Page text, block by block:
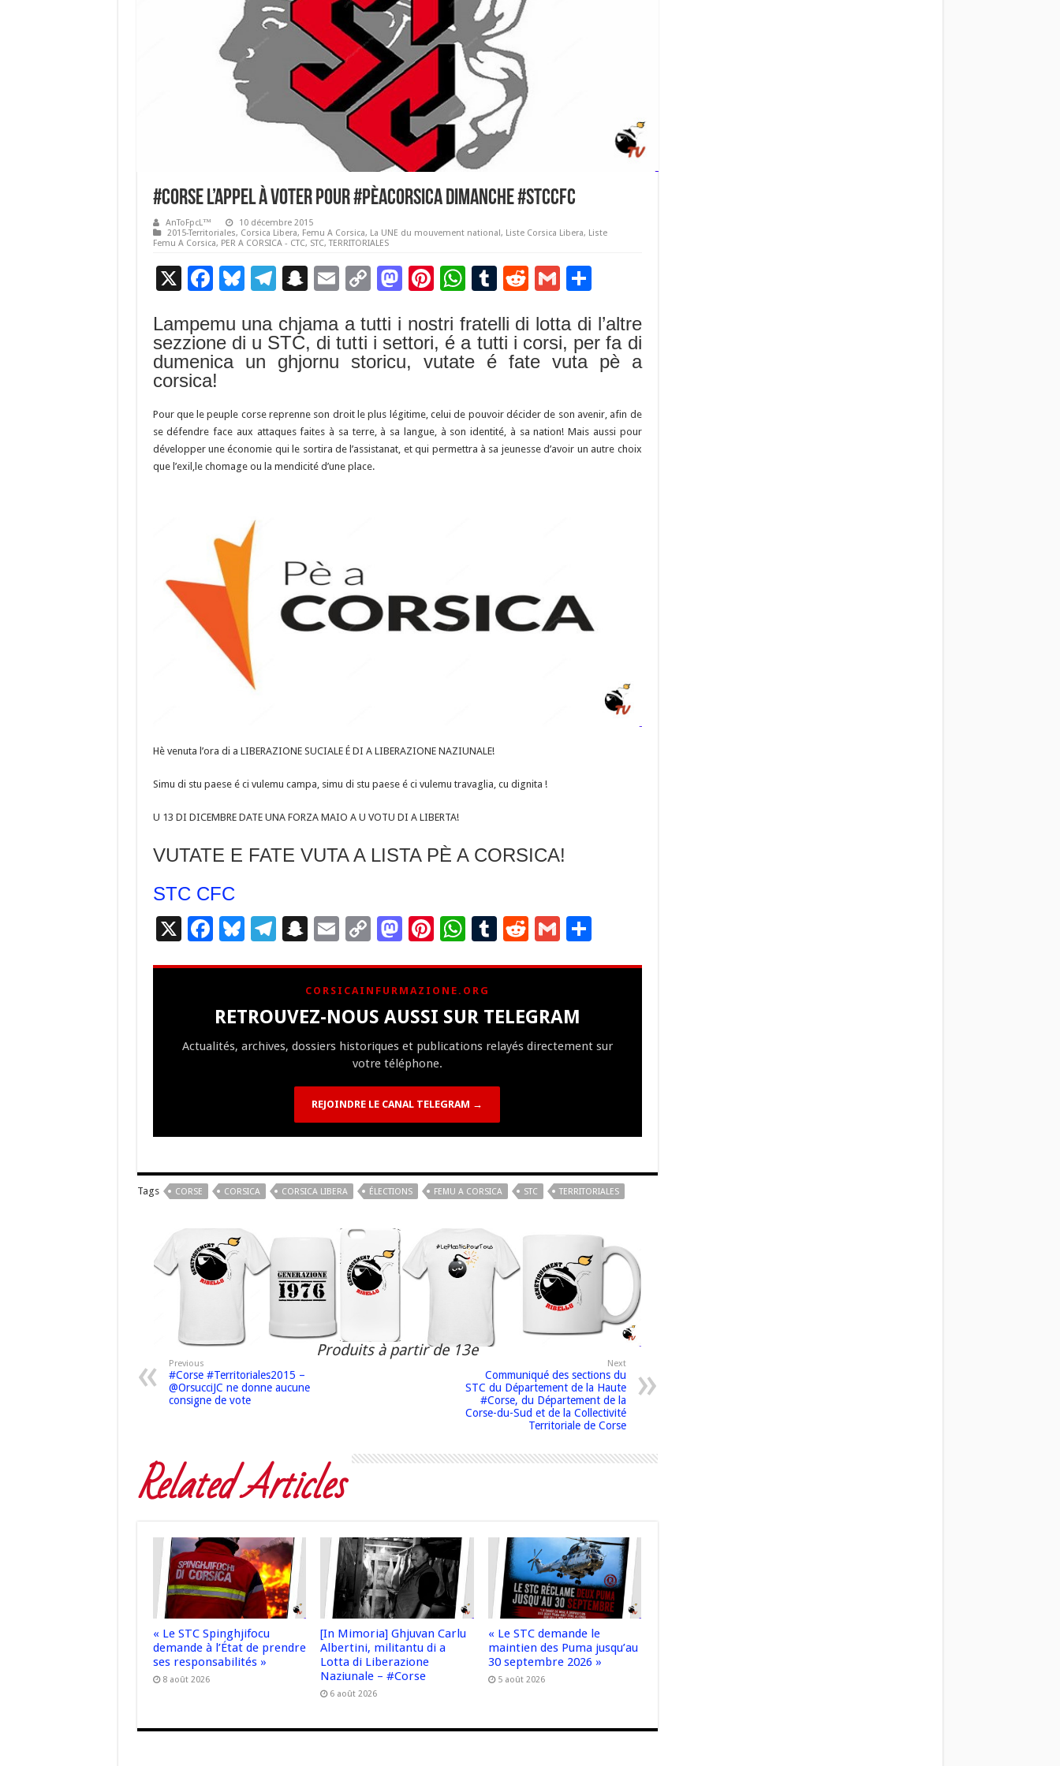
#Corse L’appel à voter pour #PèACorsica dimanche #STCCFC
AnToFpcL™
10 décembre 2015
2015-Territoriales, Corsica Libera, Femu A Corsica, La UNE du mouvement national, Liste Corsica Libera, Liste
Femu A Corsica, PER A CORSICA - CTC, STC,TERRITORIALES
X F
e
b
o
o
k
Bl
es
ky
T
e
gr
a
m
S
a
p
h
at
E
ai
l
C
p
y
n
k
M
to
d
o
n
Pi
er
es
W
at
sA
p
T
m
bl
R
d
di
G
ai
l
P
ta
g
er
Lampemu una chjama a tutti i nostri fratelli di lotta di l’altre
sezzione di u STC, di tutti i settori, é a tutti i corsi, per fa di
dumenica un ghjornu storicu, vutate é fate vuta pè a
corsica!
Pour que le peuple corse reprenne son droit le plus légitime, celui de pouvoir décider de son avenir, afin de
se défendre face aux attaques faites à sa terre, à sa langue, à son identité, à sa nation! Mais aussi pour
développer une économie qui le sortira de l’assistanat, et qui permettra à sa jeunesse d’avoir un autre choix
que l’exil,le chomage ou la mendicité d’une place.
Hè venuta l’ora di a LIBERAZIONE SUCIALE É DI A LIBERAZIONE NAZIUNALE!
Simu di stu paese é ci vulemu campa, simu di stu paese é ci vulemu travaglia, cu dignita !
U 13 DI DICEMBRE DATE UNA FORZA MAIO A U VOTU DI A LIBERTA!
VUTATE E FATE VUTA A LISTA PÈ A CORSICA!
STC CFC
X F
b
o
o
Bl
ky
T
gr
a
m
S
a
p
c
h
at
E
ai
l
C
p
y
Li
n
k
M
to
d
o
n
Pi
er
es
t
W
at
sA
p
p
T
bl
r
R
di
t
G
l
P
CORSICAINFURMAZIONE.ORG
RETROUVEZ-NOUS AUSSI SUR TELEGRAM
Actualités, archives, dossiers historiques et publications relayés directement sur
votre téléphone.
REJOINDRE LE CANAL TELEGRAM →
Tags CORSE CORSICA CORSICA LIBERA ÉLECTIONS FEMU A CORSICA STC TERRITORIALES
Produits à partir de 13e
Previous
#Corse #Territoriales2015 –
@OrsucciJC ne donne aucune
consigne de vote
Next
Communiqué des sections du
STC du Département de la Haute
#Corse, du Département de la
Corse-du-Sud et de la Collectivité
Territoriale de Corse
Related Articles
« Le STC Spinghjifocu
demande à l’État de prendre
ses responsabilités »
8 août 2026
[In Mimoria] Ghjuvan Carlu
Albertini, militantu di a
Lotta di Liberazione
Naziunale – #Corse
6 août 2026
« Le STC demande le
maintien des Puma jusqu’au
30 septembre 2026 »
5 août 2026